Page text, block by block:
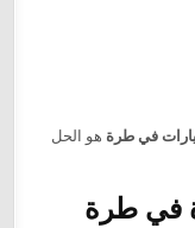
في طرة هو الحل
في طرة